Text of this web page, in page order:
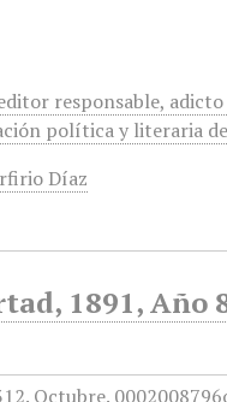
responsable,
política y literaria
Díaz
1891, Año